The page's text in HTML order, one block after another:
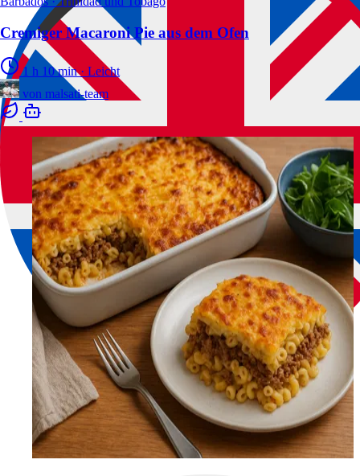
Cremiger Macaroni Pie aus dem Ofen
1 h 10 min · Leicht
von malsati-team